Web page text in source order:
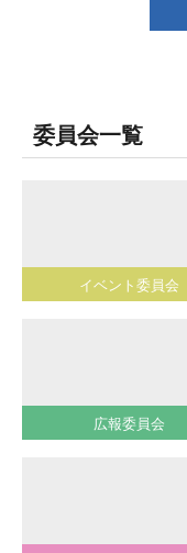
委員会一覧
イベント委員会
広報委員会